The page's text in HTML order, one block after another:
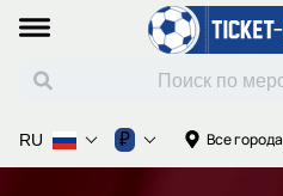
Все города
RU ₽